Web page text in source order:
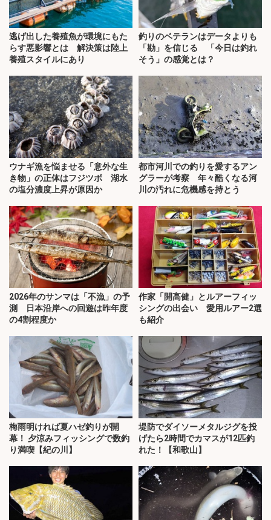
逃げ出した養殖魚が環境にもた
らす悪影響とは 解決策は陸上
養殖スタイルにあり
釣りのベテランはデータよりも
「勘」を信じる 「今日は釣れ
そう」の感覚とは？
ウナギ漁を悩ませる「意外な生
き物」の正体はフジツボ 湖水
の塩分濃度上昇が原因か
都市河川での釣りを愛するアン
グラーが考察 年々酷くなる河
川の汚れに危機感を持とう
2026年のサンマは「不漁」の予
測 日本沿岸への回遊は昨年度
の4割程度か
作家「開高健」とルアーフィッ
シングの出会い 愛用ルアー2選
も紹介
梅雨明ければ夏ハゼ釣りが開
幕！ 夕涼みフィッシングで数釣
り満喫【紀の川】
堤防でダイソーメタルジグを投
げたら2時間でカマスが12匹釣
れた！【和歌山】